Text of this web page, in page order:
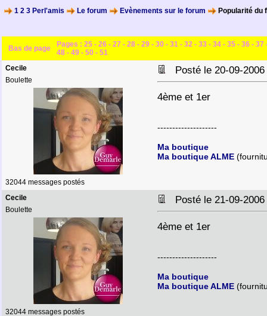
1 2 3 Perl'amis Le forum Evènements sur le forum Popularité du
Bas de page Pages : 25 - 26 - 27 - 28 - 29 - 30 - 31 - 32 - 33 - 34 - 35 - 36 - 37
48 - 49 - 50 - 51
Cecile
Boulette
32044 messages postés
Posté le 20-09-
4ème et 1er
--------------------
Ma boutique
Ma boutique ALME
Cecile
Boulette
32044 messages postés
Posté le 21-09-
4ème et 1er
--------------------
Ma boutique
Ma boutique ALME